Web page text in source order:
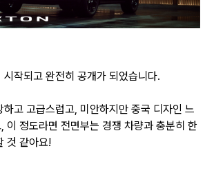
작되고 완전히 공개가 되었습니다.
고 고급스럽고, 미안하지만 중국 디자인 느
이 정도라면 전면부는 경쟁 차량과 충분히 한
것 같아요!